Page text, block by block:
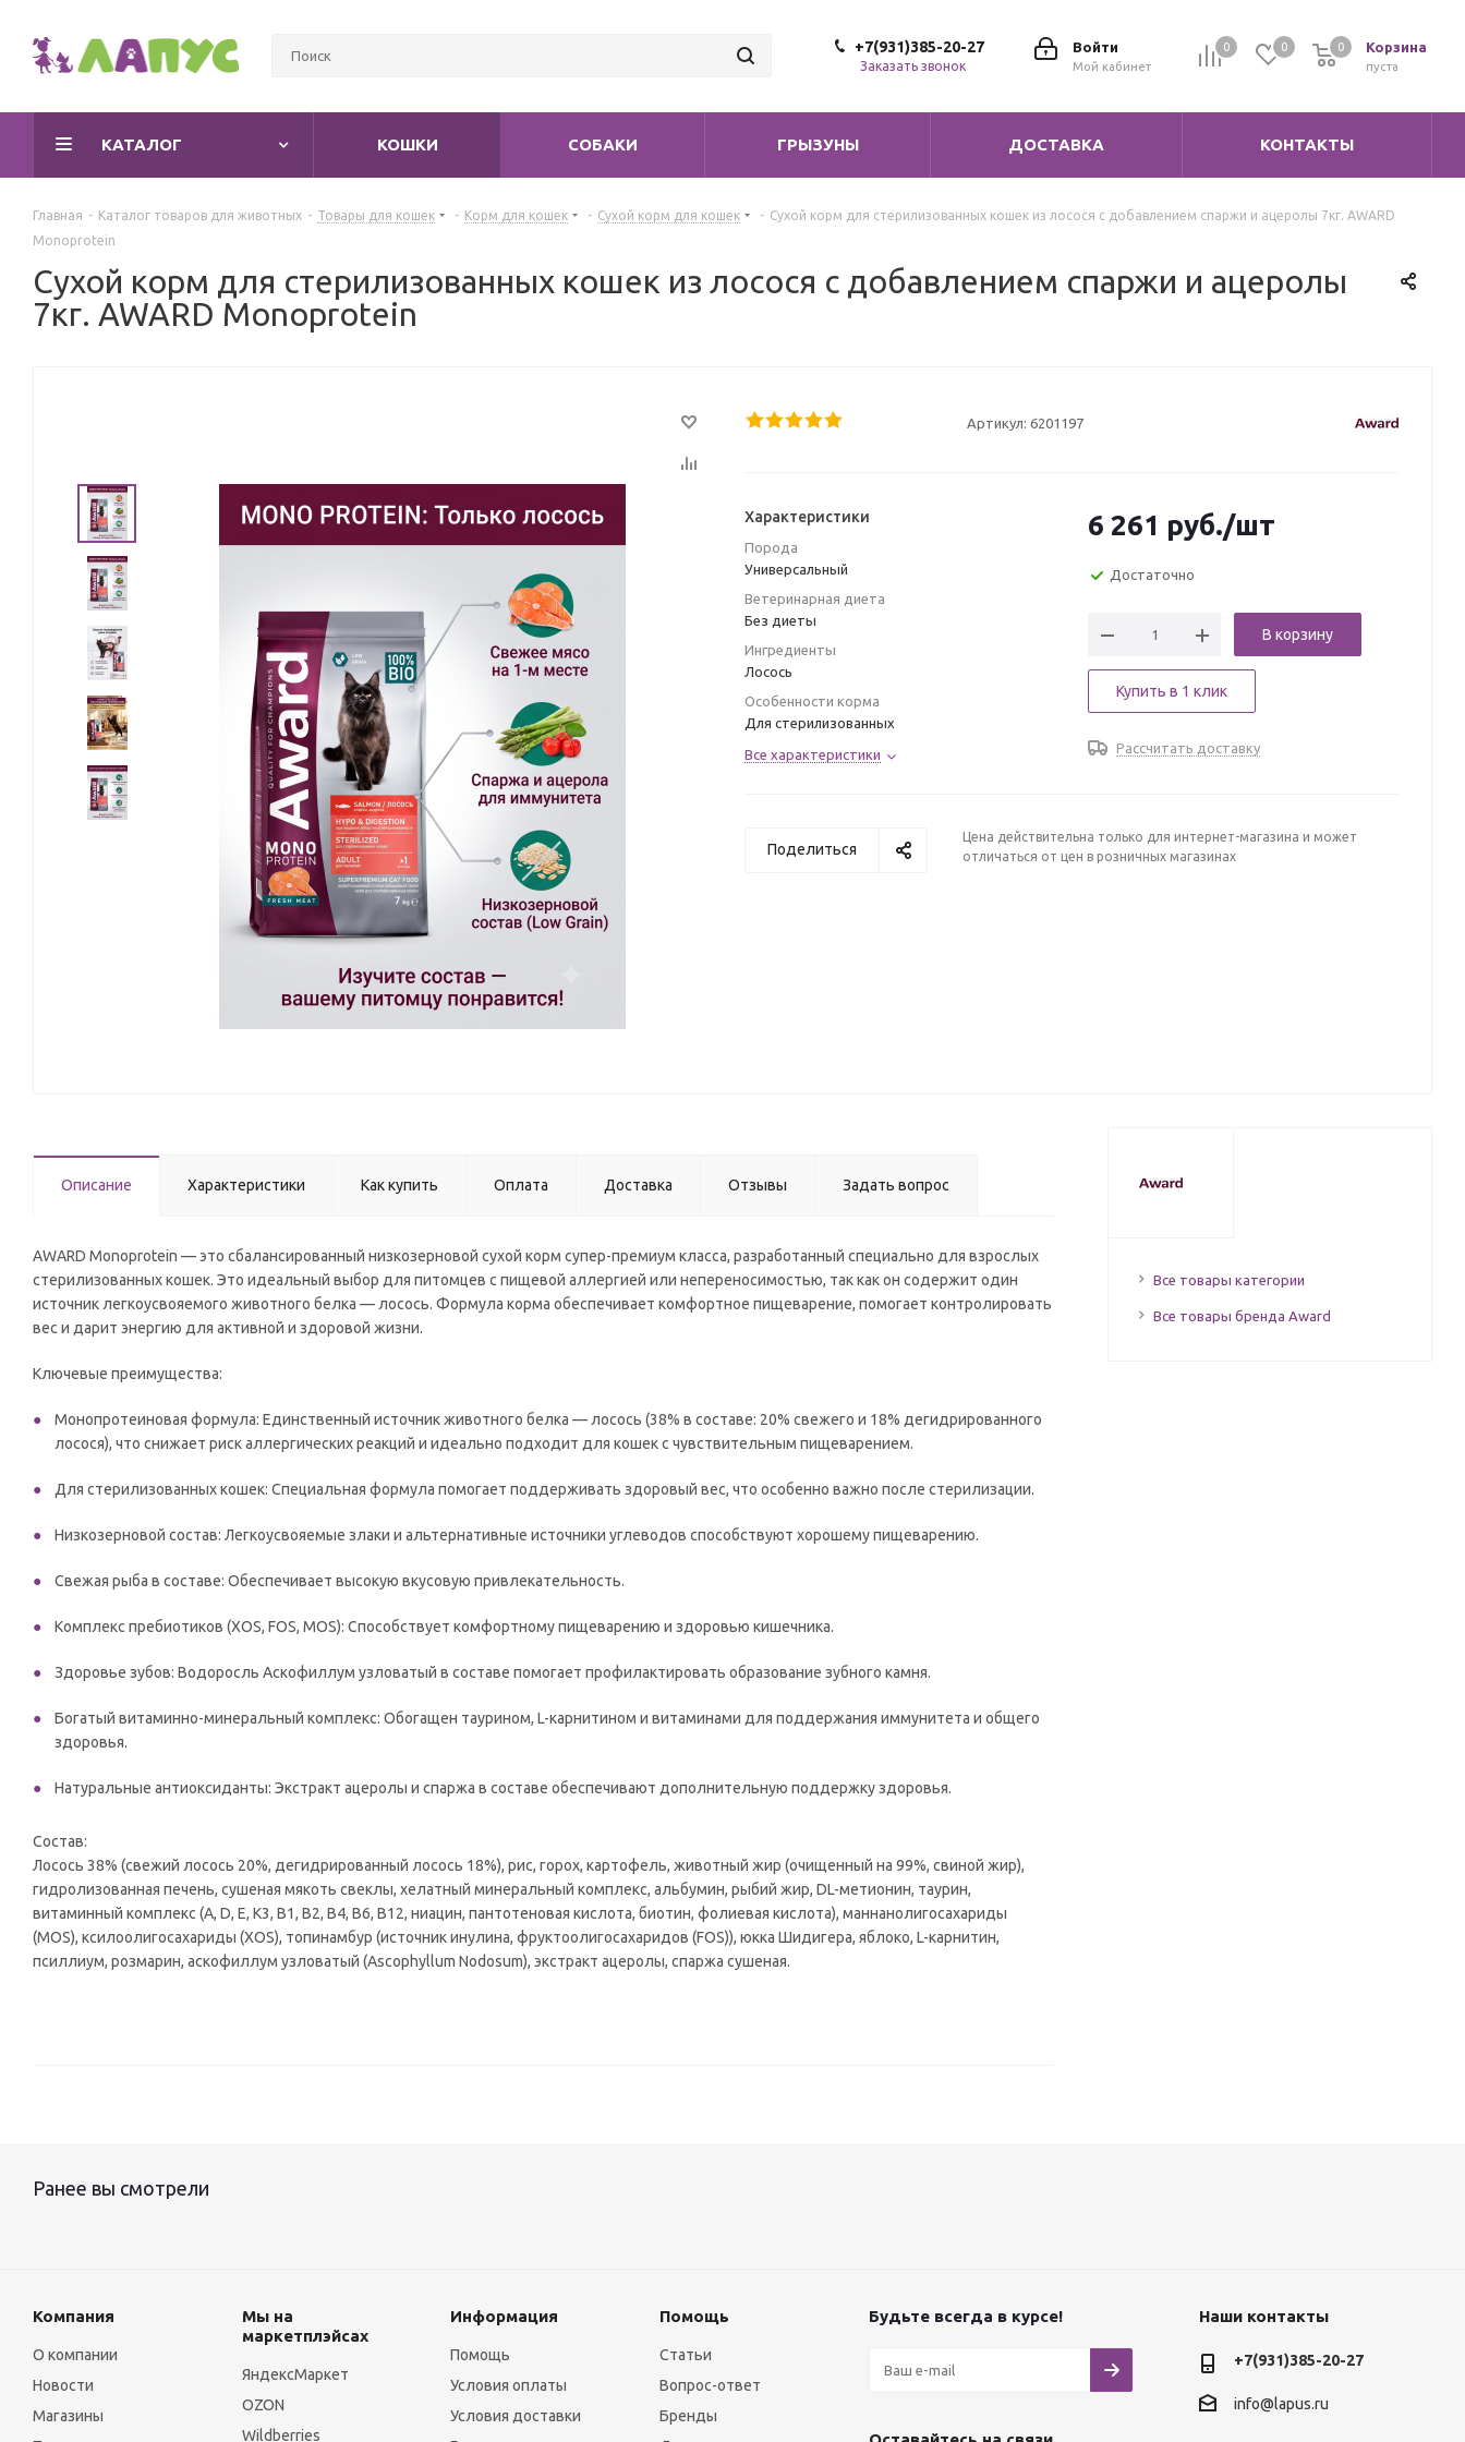
0 0 Корзина
0
пуста
0
Войти
Мой кабинет
+7(931)385-20-27
Заказать звонок
КАТАЛОГ КОШКИ СОБАКИ ГРЫЗУНЫ ДОСТАВКА КОНТАКТЫ
Главная - Каталог товаров для животных - Товары для кошек - Корм для кошек - Сухой корм для кошек - Сухой корм для стерилизованных кошек из лосося с добавлением спаржи и ацеролы 7кг. AWARD
Monoprotein
Сухой корм для стерилизованных кошек из лосося с добавлением спаржи и ацеролы
7кг. AWARD Monoprotein
Артикул: 6201197
Характеристики
Порода
Универсальный
Ветеринарная диета
Без диеты
Ингредиенты
Лосось
Особенности корма
Для стерилизованных
Все характеристики
6 261 руб./шт
Достаточно
В корзину
Купить в 1 клик
Рассчитать доставку
Поделиться
Цена действительна только для интернет-магазина и может
отличаться от цен в розничных магазинах
Описание Характеристики Как купить Оплата Доставка Отзывы Задать вопрос
AWARD Monoprotein — это сбалансированный низкозерновой сухой корм супер-премиум класса, разработанный специально для взрослых
стерилизованных кошек. Это идеальный выбор для питомцев с пищевой аллергией или непереносимостью, так как он содержит один
источник легкоусвояемого животного белка — лосось. Формула корма обеспечивает комфортное пищеварение, помогает контролировать
вес и дарит энергию для активной и здоровой жизни.
Ключевые преимущества:
Монопротеиновая формула: Единственный источник животного белка — лосось (38% в составе: 20% свежего и 18% дегидрированного
лосося), что снижает риск аллергических реакций и идеально подходит для кошек с чувствительным пищеварением.
Для стерилизованных кошек: Специальная формула помогает поддерживать здоровый вес, что особенно важно после стерилизации.
Низкозерновой состав: Легкоусвояемые злаки и альтернативные источники углеводов способствуют хорошему пищеварению.
Свежая рыба в составе: Обеспечивает высокую вкусовую привлекательность.
Комплекс пребиотиков (XOS, FOS, MOS): Способствует комфортному пищеварению и здоровью кишечника.
Здоровье зубов: Водоросль Аскофиллум узловатый в составе помогает профилактировать образование зубного камня.
Богатый витаминно-минеральный комплекс: Обогащен таурином, L-карнитином и витаминами для поддержания иммунитета и общего
здоровья.
Натуральные антиоксиданты: Экстракт ацеролы и спаржа в составе обеспечивают дополнительную поддержку здоровья.
Состав:
Лосось 38% (свежий лосось 20%, дегидрированный лосось 18%), рис, горох, картофель, животный жир (очищенный на 99%, свиной жир),
гидролизованная печень, сушеная мякоть свеклы, хелатный минеральный комплекс, альбумин, рыбий жир, DL-метионин, таурин,
витаминный комплекс (А, D, E, К3, В1, В2, В4, В6, В12, ниацин, пантотеновая кислота, биотин, фолиевая кислота), маннанолигосахариды
(MOS), ксилоолигосахариды (ХOS), топинамбур (источник инулина, фруктоолигосахаридов (FOS)), юкка Шидигера, яблоко, L-карнитин,
псиллиум, розмарин, аскофиллум узловатый (Ascophyllum Nodosum), экстракт ацеролы, спаржа сушеная.
Все товары категории
Все товары бренда Award
Ранее вы смотрели
Компания
О компании
Новости
Магазины
Мы на
маркетплэйсах
ЯндексМаркет
OZON
Wildberries
Информация
Помощь
Условия оплаты
Условия доставки
Помощь
Статьи
Вопрос-ответ
Бренды
Будьте всегда в курсе! Наши контакты
+7(931)385-20-27
info@lapus.ru